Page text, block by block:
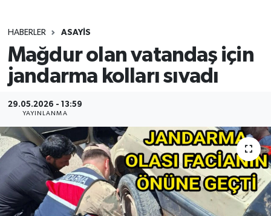
HABERLER ASAYİS
Mağdur olan vatandaş için
jandarma kolları sıvadı
29.05.2026 - 13:59
YAYINLANMA
Gündem
Kültür
Magazin
Tüm Manşetler
Son Dakika Haberleri
Haber Arşivi